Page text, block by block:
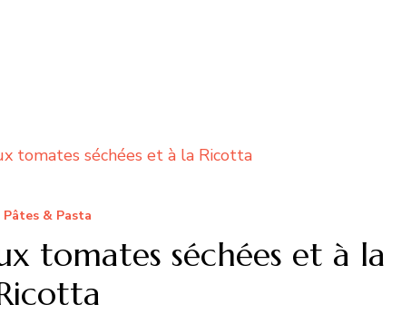
Pâtes & Pasta
tomates séchées et à la